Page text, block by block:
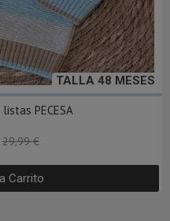
TALLA 48 MESES
PECESA
29,99 €
Carrito